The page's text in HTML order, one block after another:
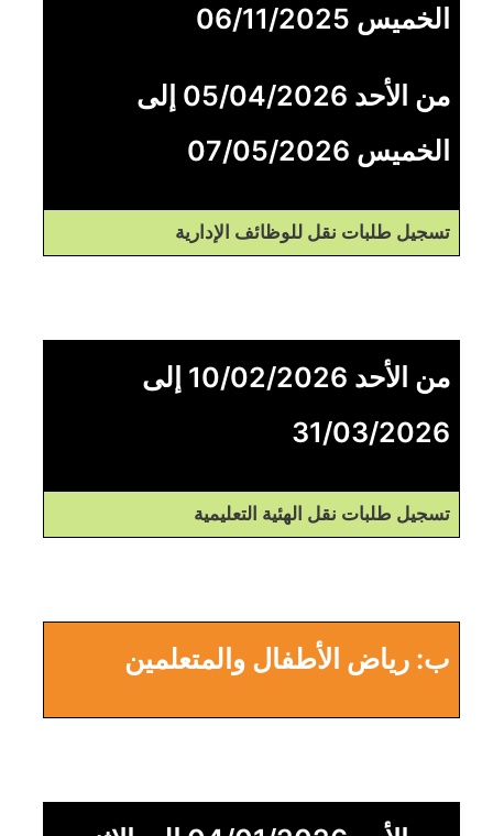
الخميس 06/11/2025
من الأحد 05/04/2026 إلى
الخميس 07/05/2026
تسجيل طلبات نقل للوظائف الإدارية
من الأحد 10/02/2026 إلى
31/03/2026
تسجيل طلبات نقل الهئية التعليمية
ب: رياض الأطفال والمتعلمين